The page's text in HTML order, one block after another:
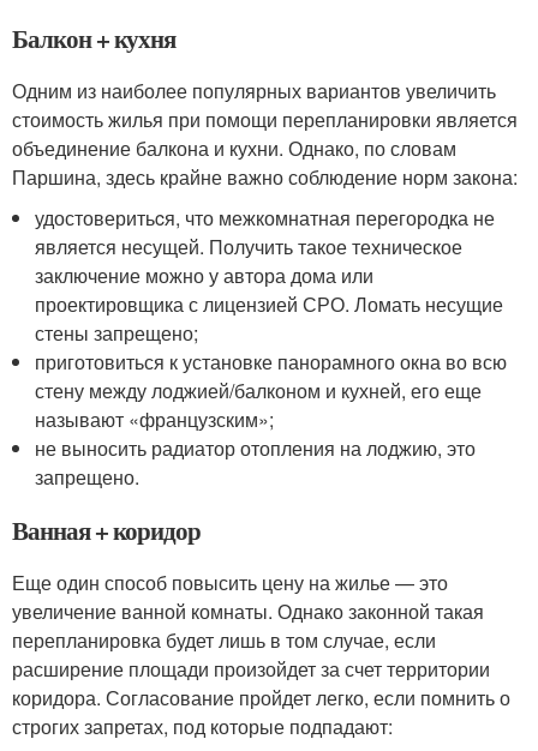
Балкон + кухня
Одним из наиболее популярных вариантов увеличить
стоимость жилья при помощи перепланировки является
объединение балкона и кухни. Однако, по словам
Паршина, здесь крайне важно соблюдение норм закона:
удостоверитьcя, что межкомнатная перегородка не
является несущей. Получить такое техническое
заключение можно у автора дома или
проектировщика с лицензией СРО. Ломать несущие
стены запрещено;
приготовиться к установке панорамного окна во всю
стену между лоджией/балконом и кухней, его еще
называют «французским»;
не выносить радиатор отопления на лоджию, это
запрещено.
Ванная + коридор
Еще один способ повысить цену на жилье — это
увеличение ванной комнаты. Однако законной такая
перепланировка будет лишь в том случае, если
расширение площади произойдет за счет территории
коридора. Согласование пройдет легко, если помнить о
строгих запретах, под которые подпадают: